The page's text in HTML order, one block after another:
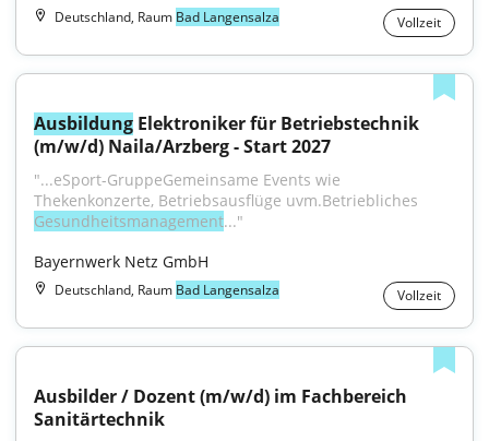
Deutschland, Raum Bad Langensalza Vollzeit
Ausbildung Elektroniker für Betriebstechnik
(m/w/d) Naila/Arzberg - Start 2027
"...eSport-GruppeGemeinsame Events wie
Gesundheitsmanagement..."
Bayernwerk Netz GmbH
Deutschland, Raum Bad Langensalza Vollzeit
Ausbilder / Dozent (m/w/d) im Fachbereich
Sanitärtechnik